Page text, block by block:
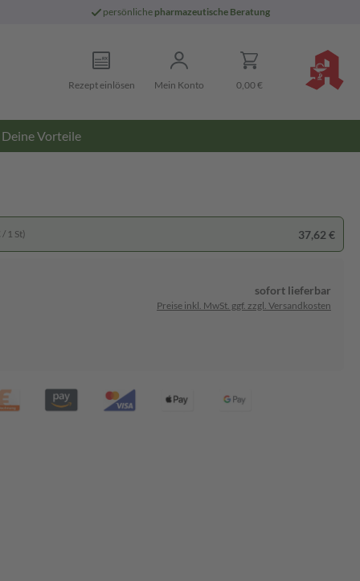
persönliche pharmazeutische Beratung
Rezept einlösen Mein Konto 0,00 €
Deine Vorteile
1 St) 37,62 €
sofort lieferbar
Preise inkl. MwSt. ggf. zzgl. Versandkosten